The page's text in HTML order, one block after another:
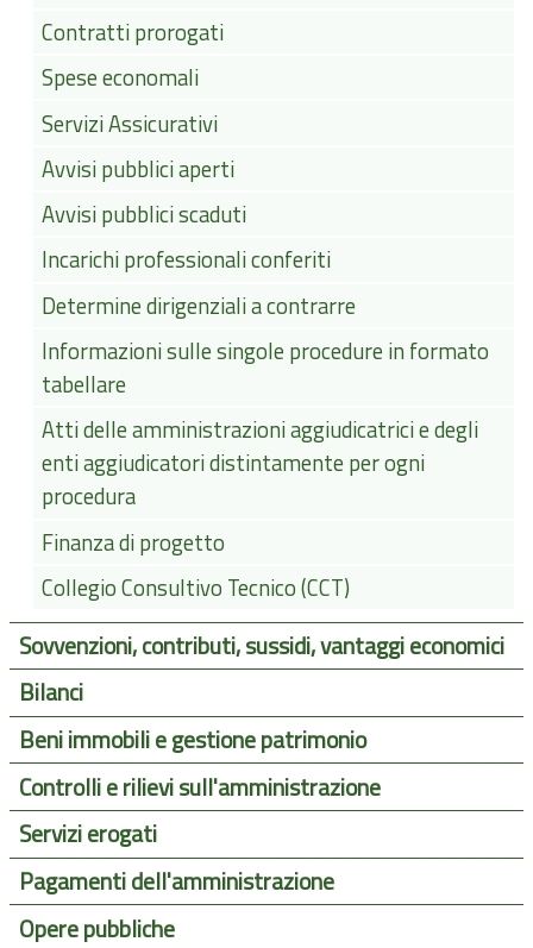
Contratti prorogati
Spese economali
Servizi Assicurativi
Avvisi pubblici aperti
Avvisi pubblici scaduti
Incarichi professionali conferiti
Determine dirigenziali a contrarre
Informazioni sulle singole procedure in formato
tabellare
Atti delle amministrazioni aggiudicatrici e degli
enti aggiudicatori distintamente per ogni
procedura
Finanza di progetto
Collegio Consultivo Tecnico (CCT)
Sovvenzioni, contributi, sussidi, vantaggi economici
Bilanci
Beni immobili e gestione patrimonio
Controlli e rilievi sull'amministrazione
Servizi erogati
Pagamenti dell'amministrazione
Opere pubbliche